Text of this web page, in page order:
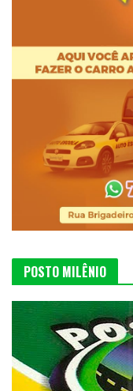
POSTO MILÊNIO